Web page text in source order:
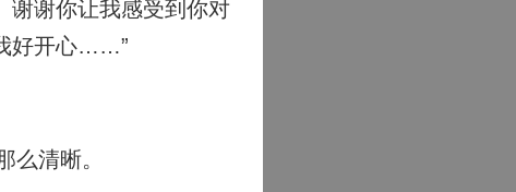
谢谢你让我感受到你对
好开心……”
清晰。